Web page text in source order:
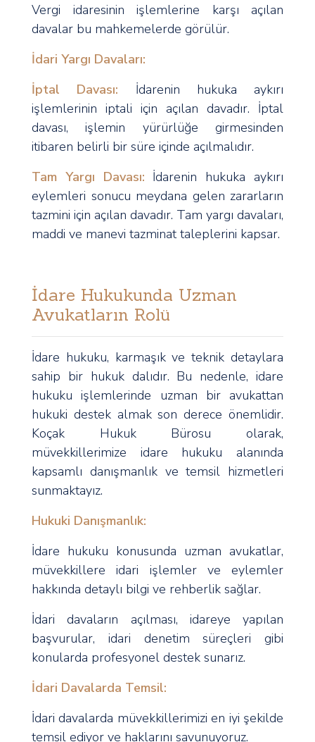
Vergi idaresinin işlemlerine karşı açılan
davalar bu mahkemelerde görülür.
İdari Yargı Davaları:
İptal Davası: İdarenin hukuka aykırı
işlemlerinin iptali için açılan davadır. İptal
davası, işlemin yürürlüğe girmesinden
itibaren belirli bir süre içinde açılmalıdır.
Tam Yargı Davası: İdarenin hukuka aykırı
eylemleri sonucu meydana gelen zararların
tazmini için açılan davadır. Tam yargı davaları,
maddi ve manevi tazminat taleplerini kapsar.
İdare Hukukunda Uzman
Avukatların Rolü
İdare hukuku, karmaşık ve teknik detaylara
sahip bir hukuk dalıdır. Bu nedenle, idare
hukuku işlemlerinde uzman bir avukattan
hukuki destek almak son derece önemlidir.
Koçak Hukuk Bürosu olarak,
müvekkillerimize idare hukuku alanında
kapsamlı danışmanlık ve temsil hizmetleri
sunmaktayız.
Hukuki Danışmanlık:
İdare hukuku konusunda uzman avukatlar,
müvekkillere idari işlemler ve eylemler
hakkında detaylı bilgi ve rehberlik sağlar.
İdari davaların açılması, idareye yapılan
başvurular, idari denetim süreçleri gibi
konularda profesyonel destek sunarız.
İdari Davalarda Temsil:
İdari davalarda müvekkillerimizi en iyi şekilde
temsil ediyor ve haklarını savunuyoruz.